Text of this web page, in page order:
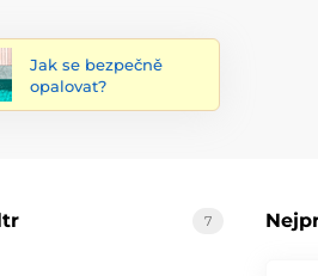
Jak se bezpečně
opalovat?
7